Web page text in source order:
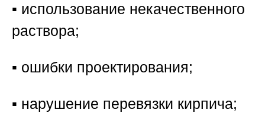
▪️ использование некачественного
раствора;
▪️ ошибки проектирования;
▪️ нарушение перевязки кирпича;